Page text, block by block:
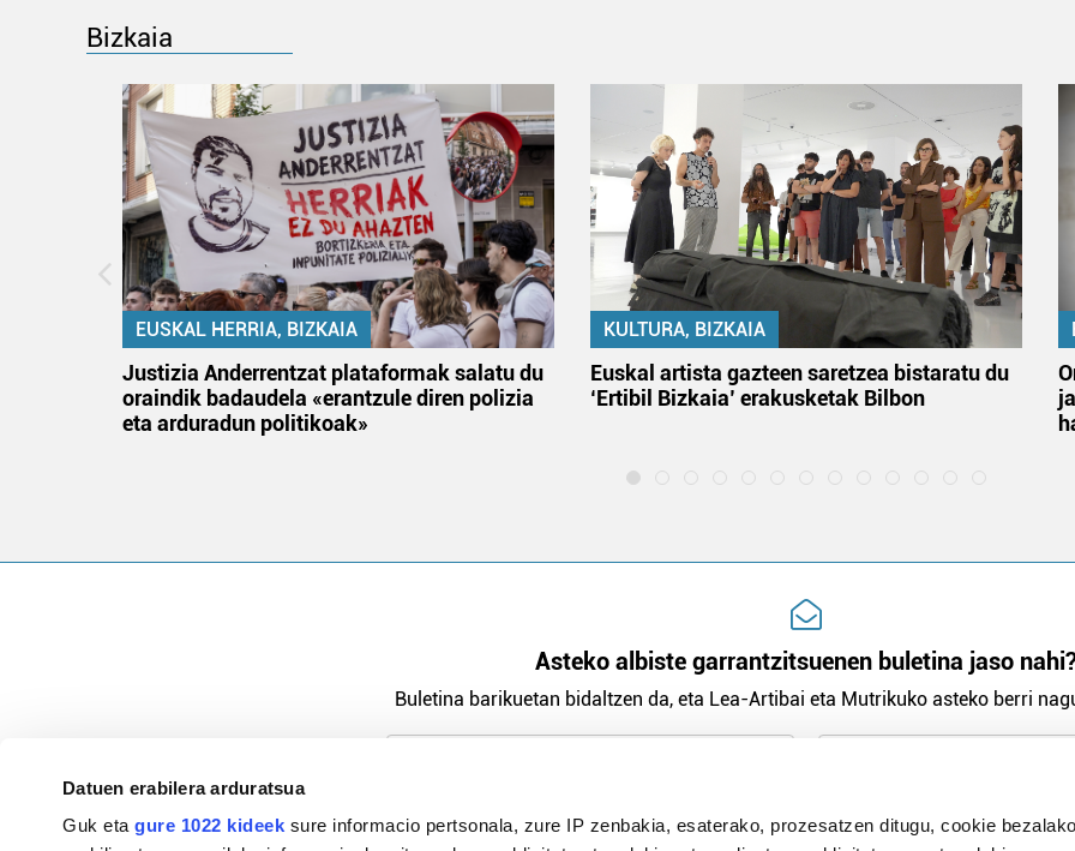
Datuen erabilera arduratsua
Guk etagure 1022 kideek sure informacio pertsonala, zure IP zenbakia, esaterako, prozesatzen ditugu, cookie
Bizkaia
EUSKAL HERRIA, BIZKAIA
Justizia Anderrentzat plataformak salatu du
oraindik badaudela «erantzule diren polizia
eta arduradun politikoak»
KULTURA, BIZKAIA
Euskal artista gazteen saretzea bistaratu du
‘Ertibil Bizkaia’ erakusketak Bilbon
Asteko albiste garrantzitsuenen buletina jaso
Buletina barikuetan bidaltzen da, eta Lea-Artibai eta Mutrikuko asteko berri